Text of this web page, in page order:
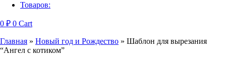
Товаров:
0 ₽ 0 Cart
Главная » Новый год и Рождество » Шаблон для вырезания
“Ангел с котиком”